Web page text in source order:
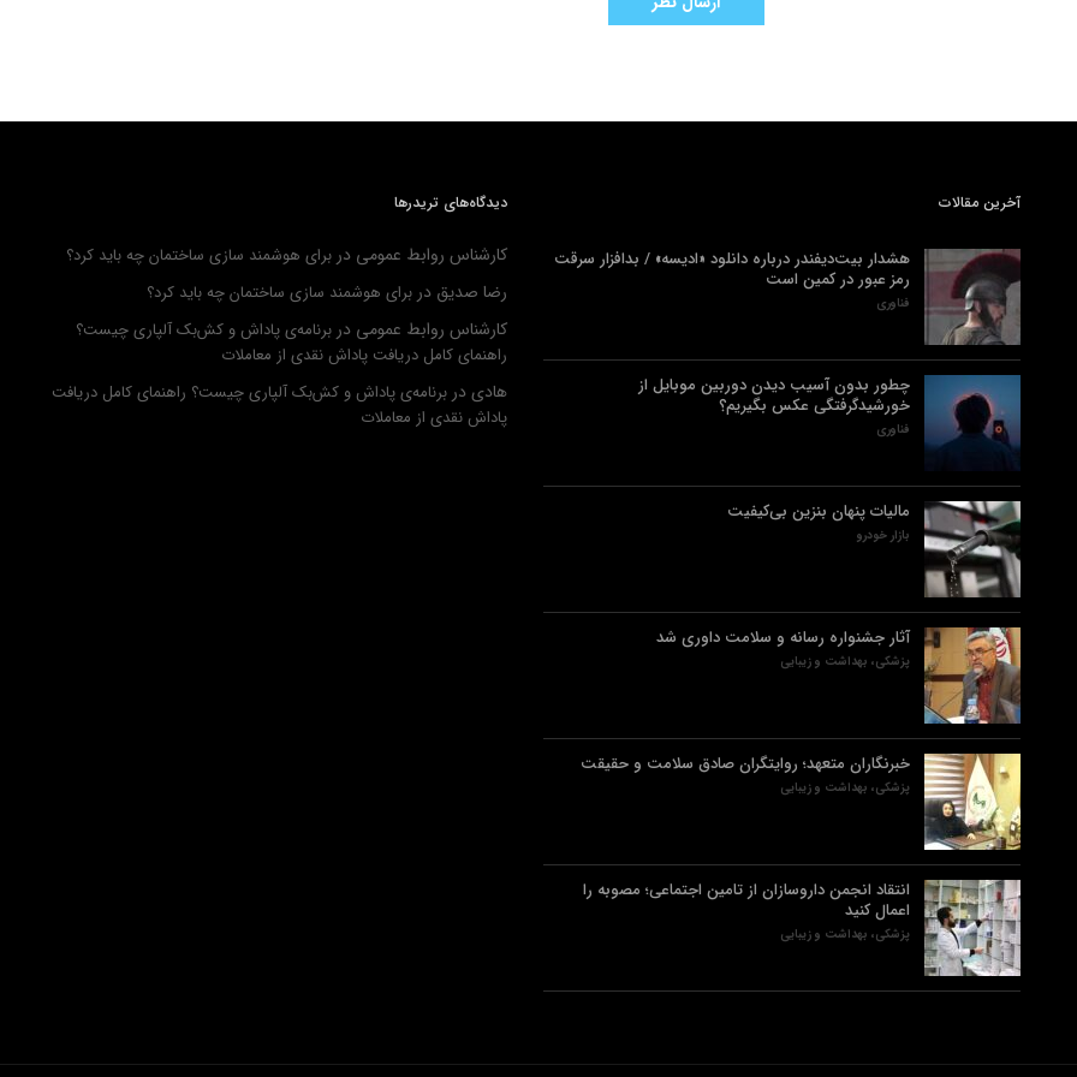
آخرین مقالات
هشدار بیت‌دیفندر درباره دانلود «ادیسه» / بدافزار سرقت
رمز عبور در کمین است
فناوری
چطور بدون آسیب دیدن دوربین موبایل از
خورشیدگرفتگی عکس بگیریم؟
فناوری
مالیات پنهان بنزین بی‌کیفیت
بازار خودرو
آثار جشنواره رسانه و سلامت داوری شد
پزشکی، بهداشت و زیبایی
خبرنگاران متعهد؛ روایتگران صادق سلامت و حقیقت
پزشکی، بهداشت و زیبایی
انتقاد انجمن داروسازان از تامین اجتماعی؛ مصوبه را
اعمال کنید
پزشکی، بهداشت و زیبایی
دیدگاه‌های تریدرها
کارشناس روابط عمومی در برای هوشمند سازی ساختمان چه باید کرد؟
رضا صدیق در برای هوشمند سازی ساختمان چه باید کرد؟
کارشناس روابط عمومی در برنامه‌ی پاداش و کش‌بک آلپاری چیست؟
راهنمای کامل دریافت پاداش نقدی از معاملات
هادیدر برنامه‌ی پاداش و کش‌بک آلپاری چیست؟ راهنمای کامل دریافت
پاداش نقدی از معاملات